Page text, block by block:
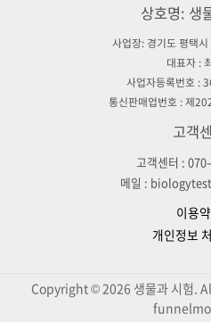
상호명: 생
사업장: 경기도 평택
대표자 :
사업자등록번호 :
통신판매업번호 : 제
고객
고객센터 :
메일 :
이용
개인정보
Copyright © 2026 생물과 시험.